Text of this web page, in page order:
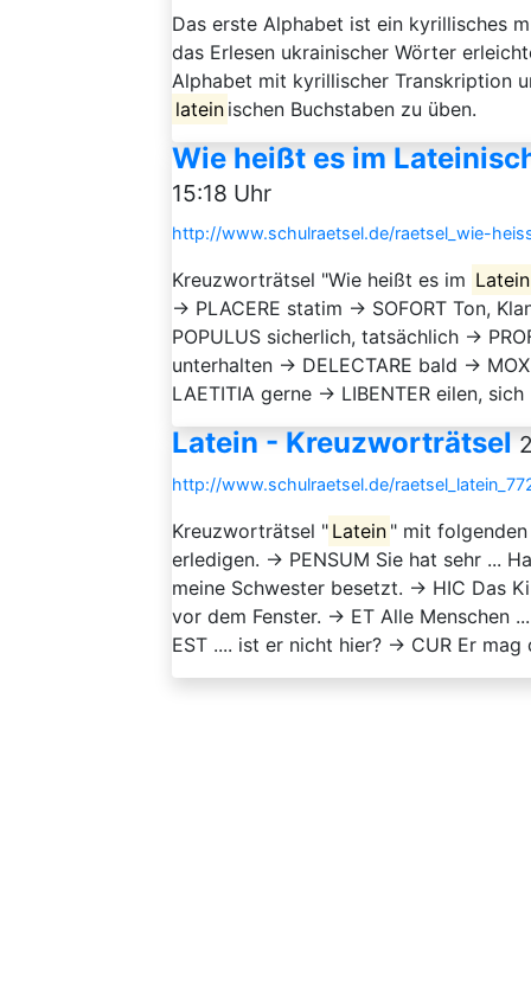
Das erste Alphabet ist ein kyrillisches
das Erlesen ukrainischer Wörter
Alphabet mit kyrillischer Transkription
latein ischen Buchstaben zu üben.
Wie heißt es im
15:18 Uhr
http://www.schulraetsel.de/raetsel_wie-
Kreuzworträtsel "Wie heißt es im Latein
→ PLACERE statim → SOFORT Ton,
POPULUS sicherlich, tatsächlich →
unterhalten → DELECTARE bald →
LAETITIA gerne → LIBENTER eilen,
Latein - Kreuzworträtsel
http://www.schulraetsel.de/
Kreuzworträtsel " Latein " mit
erledigen. → PENSUM Sie hat sehr ...
meine Schwester besetzt. → HIC Das
vor dem Fenster. → ET Alle Menschen
EST .... ist er nicht hier? → CUR Er mag